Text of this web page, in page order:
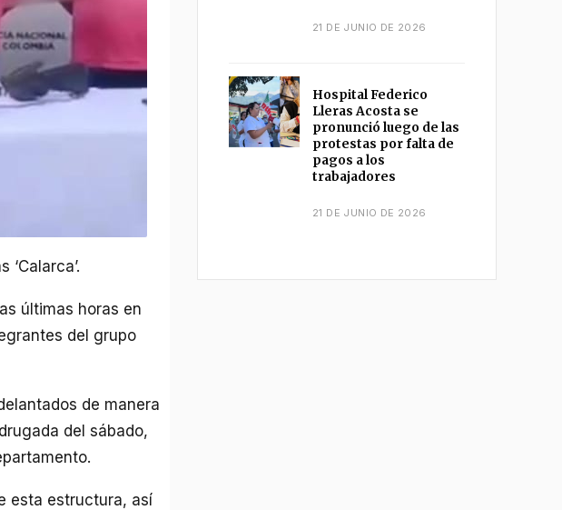
últimas horas en
del grupo
de manera
del sábado,
esta estructura, así
21 DE JUNIO DE 2026
Hospital Federico
Lleras Acosta se
pronunció luego de las
protestas por falta de
pagos a los
trabajadores
21 DE JUNIO DE 2026